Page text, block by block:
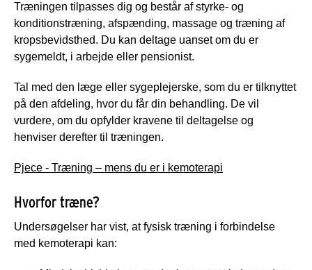
Træningen tilpasses dig og består af styrke- og
konditionstræning, afspænding, massage og træning af
kropsbevidsthed. Du kan deltage uanset om du er
sygemeldt, i arbejde eller pensionist.
Tal med den læge eller sygeplejerske, som du er tilknyttet
på den afdeling, hvor du får din behandling. De vil
vurdere, om du opfylder kravene til deltagelse og
henviser derefter til træningen.
Pjece - Træning – mens du er i kemoterapi
Hvorfor træne?
Undersøgelser har vist, at fysisk træning i forbindelse
med kemoterapi kan: